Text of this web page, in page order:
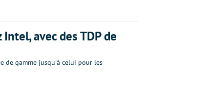
avec des TDP de
de gamme jusqu'à celui pour les